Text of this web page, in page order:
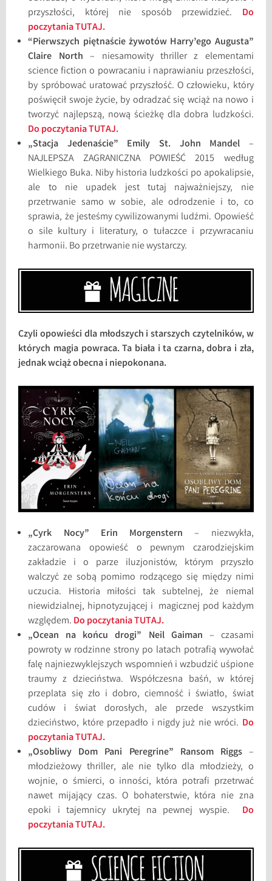
przyszłości, której nie sposób przewidzieć. Do
poczytania TUTAJ.
“Pierwszych piętnaście żywotów Harry’ego Augusta”
Claire North – niesamowity thriller z elementami
science fiction o powracaniu i naprawianiu przeszłości,
by spróbować uratować przyszłość. O człowieku, który
poświęcił swoje życie, by odradzać się wciąż na nowo i
tworzyć najlepszą, nową ścieżkę dla dobra ludzkości.
Do poczytania TUTAJ.
„Stacja Jedenaście” Emily St. John Mandel –
NAJLEPSZA ZAGRANICZNA POWIEŚĆ 2015 według
Wielkiego Buka. Niby historia ludzkości po apokalipsie,
ale to nie upadek jest tutaj najważniejszy, nie
przetrwanie samo w sobie, ale odrodzenie i to, co
sprawia, że jesteśmy cywilizowanymi ludźmi. Opowieść
o sile kultury i literatury, o tułaczce i przywracaniu
harmonii. Bo przetrwanie nie wystarczy.
Czyli opowieści dla młodszych i starszych czytelników, w
których magia powraca. Ta biała i ta czarna, dobra i zła,
jednak wciąż obecna i niepokonana.
„Cyrk Nocy” Erin Morgenstern– niezwykła,
zaczarowana opowieść o pewnym czarodziejskim
zakładzie i o parze iluzjonistów, którym przyszło
walczyć ze sobą pomimo rodzącego się między nimi
uczucia. Historia miłości tak subtelnej, że niemal
niewidzialnej, hipnotyzującej i magicznej pod każdym
względem. Do poczytania TUTAJ.
„Ocean na końcu drogi” Neil Gaiman – czasami
powroty w rodzinne strony po latach potrafią wywołać
falę najniezwyklejszych wspomnień i wzbudzić uśpione
traumy z dzieciństwa. Współczesna baśń, w której
przeplata się zło i dobro, ciemność i światło, świat
cudów i świat dorosłych, ale przede wszystkim
dzieciństwo, które przepadło i nigdy już nie wróci. Do
poczytania TUTAJ.
„Osobliwy Dom Pani Peregrine” Ransom Riggs –
młodzieżowy thriller, ale nie tylko dla młodzieży, o
wojnie, o śmierci, o inności, która potrafi przetrwać
nawet mijający czas. O bohaterstwie, która nie zna
epoki i tajemnicy ukrytej na pewnej wyspie. Do
poczytania TUTAJ.